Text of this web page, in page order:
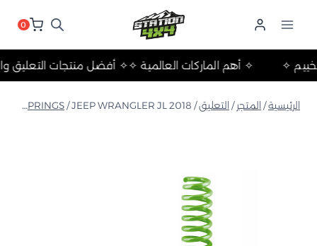
0
✧ أفضل منتجات✧ أهم الماركات العالمية ✧ والتخييم ✧
الرئيسية/ المتجر / التعليق/
COIL SPRINGS /JEEP WRANGLER JL 2018+ زنبرك لولبي متوسط 4 بوصات